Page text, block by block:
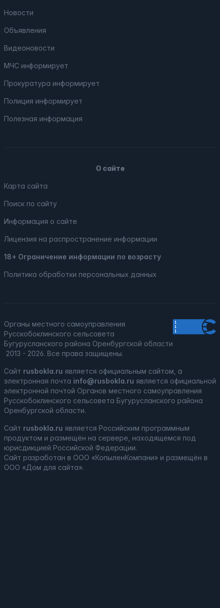
Новости
Объявления
Видеоновости
МЧС информирует
Прокуратура информирует
Полиция информирует
Полезная информация
О сайте
Карта сайта
Поиск по сайту
Информация о сайте
Лицензия на распространение информации
18+ Ограничение информации по возрасту
Политика обработки персональных данных
Органы местного самоуправления
Русскобоклинского сельсовета
Бугурусланского района Оренбургской области
2013 - 2026. Все права защищены.
Сайт rusbokla.ru является официальным сайтом, а
электронная почта info@rusbokla.ru является официальной
электронной почтой Органов местного самоуправления
Русскобоклинского сельсовета Бугурусланского района
Оренбургской области.
Сайт rusbokla.ru является Российским программным
продуктом и размещён на сервере, находящемся под
юрисдикцией Российской Федерации.
Сайт разработан в ООО «КопыленКомпани» и размещён в
ООО «Дом для сайта».